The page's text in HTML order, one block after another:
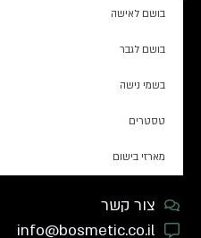
בושם לאישה
בושם לגבר
בשמי נישה
טסטרים
מארזי בישום
צור קשר
info@bosmetic.co.il